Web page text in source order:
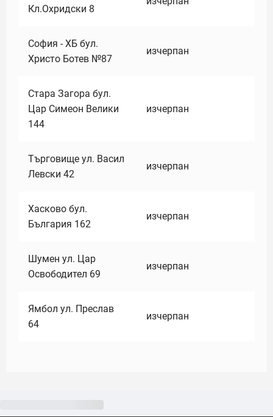
Кл.Охридски 8
София - ХБ бул.
Христо Ботев №87
изчерпан
Стара Загора бул.
Цар Симеон Велики
144
изчерпан
Търговище ул. Васил
Левски 42
изчерпан
Хасково бул.
България 162
изчерпан
Шумен ул. Цар
Освободител 69
изчерпан
Ямбол ул. Преслав
64
изчерпан